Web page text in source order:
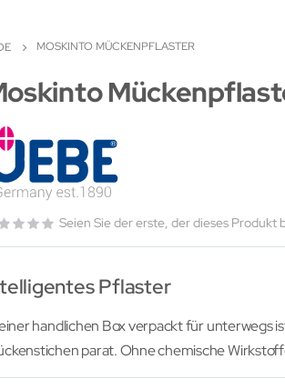
MOSKINTO MÜCKENPFLASTER
Seien Sie der erste, der dieses Produkt
Pflaster
handlichen Box verpackt für unterwegs
parat. Ohne chemische